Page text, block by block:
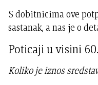
S dobitnicima ove
sastanak, a nas je o
Poticaji u visini
Koliko je iznos